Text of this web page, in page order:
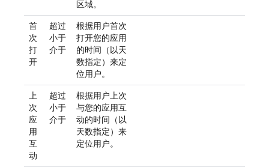
区域。
首
次
打
开
超过
小于
介于
根据用户首次
打开您的应用
的时间（以天
数指定）来定
位用户。
上
次
应
用
互
动
超过
小于
介于
根据用户上次
与您的应用互
动的时间（以
天数指定）来
定位用户。